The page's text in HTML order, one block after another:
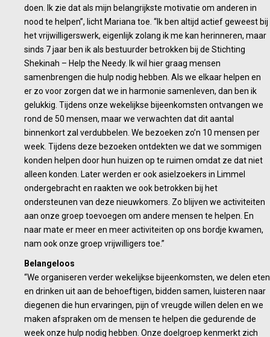
doen. Ik zie dat als mijn belangrijkste motivatie om anderen in
nood te helpen”, licht Mariana toe. “Ik ben altijd actief geweest bij
het vrijwilligerswerk, eigenlijk zolang ik me kan herinneren, maar
sinds 7 jaar ben ik als bestuurder betrokken bij de Stichting
Shekinah – Help the Needy. Ik wil hier graag mensen
samenbrengen die hulp nodig hebben. Als we elkaar helpen en
er zo voor zorgen dat we in harmonie samenleven, dan ben ik
gelukkig. Tijdens onze wekelijkse bijeenkomsten ontvangen we
rond de 50 mensen, maar we verwachten dat dit aantal
binnenkort zal verdubbelen. We bezoeken zo’n 10 mensen per
week. Tijdens deze bezoeken ontdekten we dat we sommigen
konden helpen door hun huizen op te ruimen omdat ze dat niet
alleen konden. Later werden er ook asielzoekers in Limmel
ondergebracht en raakten we ook betrokken bij het
ondersteunen van deze nieuwkomers. Zo blijven we activiteiten
aan onze groep toevoegen om andere mensen te helpen. En
naar mate er meer en meer activiteiten op ons bordje kwamen,
nam ook onze groep vrijwilligers toe.”
Belangeloos
“We organiseren verder wekelijkse bijeenkomsten, we delen eten
en drinken uit aan de behoeftigen, bidden samen, luisteren naar
diegenen die hun ervaringen, pijn of vreugde willen delen en we
maken afspraken om de mensen te helpen die gedurende de
week onze hulp nodig hebben. Onze doelgroep kenmerkt zich